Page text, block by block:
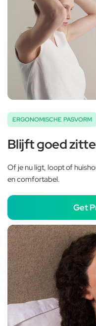
ERGONOMISCHE PASVORM
Blijft goed
Of je nu ligt, loopt of
en comfortabel.
Get